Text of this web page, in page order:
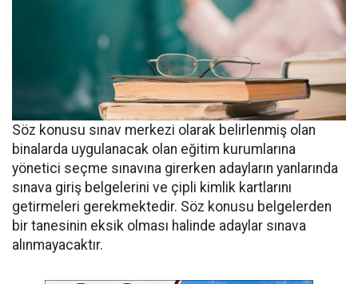
Söz konusu sınav merkezi olarak belirlenmiş olan
binalarda uygulanacak olan eğitim kurumlarına
yönetici seçme sınavına girerken adayların yanlarında
sınava giriş belgelerini ve çipli kimlik kartlarını
getirmeleri gerekmektedir. Söz konusu belgelerden
bir tanesinin eksik olması halinde adaylar sınava
alınmayacaktır.